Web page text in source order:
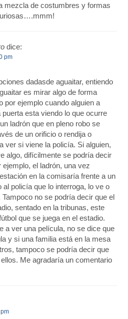
mezcla de costumbres y formas
dice:
pm
dadasde aguaitar, entiendo
es mirar algo de forma
por ejemplo cuando alguien a
esta viendo lo que ocurre
ladrón que en pleno robo se
de un orificio o rendija o
ver si viene la policía. Si alguien,
algo, difícilmente se podría decir
ejemplo, el ladrón, una vez
en la comisaría frente a un
al policía que lo interroga, lo ve o
no se podría decir que el
sentado en la tribunas, este
que se juega en el estadio.
a ver una película, no se dice que
y si una familia está en la mesa
tampoco se podría decir que
Me agradaría un comentario